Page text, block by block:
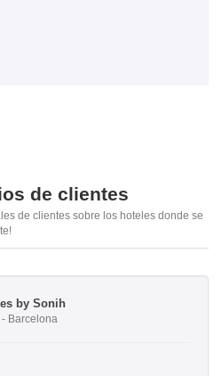
de clientes
de clientes sobre los hoteles donde se
by Sonih
Barcelona